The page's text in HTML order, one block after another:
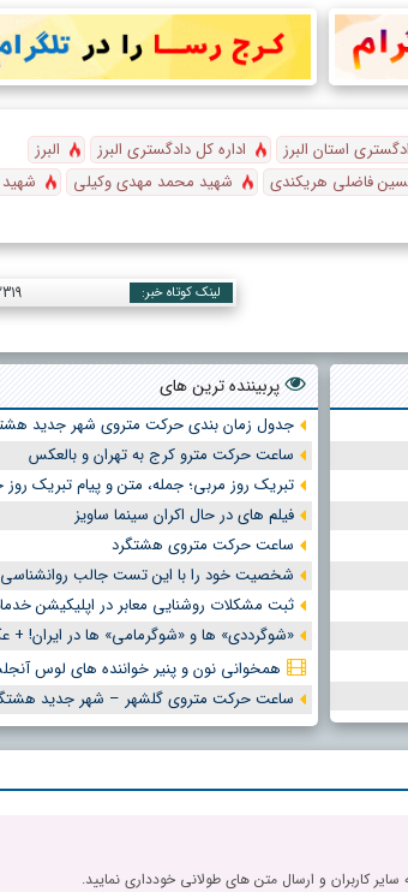
استان البرز اداره کل دادگستری البرز
البرز
فاضلی هریکندی شهید محمد مهدی وکیلی
لینک کوتاه خبر:
پربیننده ترین های
جدول زمان بندی حرکت متروی شهر جدید
ساعت حرکت مترو کرج به تهران و بالعکس
تبریک روز مربی؛ جمله، متن و پیام تبریک
فیلم های در حال اکران سینما ساویز
ساعت حرکت متروی هشتگرد
شخصیت خود را با این تست جالب
ثبت مشکلات روشنایی معابر در اپلیکیشن
«شوگرددی» ها و «شوگرمامی» ها در ایران!
همخوانی نون و پنیر خواننده های لوس
ساعت حرکت متروی گلشهر – شهر جدید
سایر کاربران و ارسال متن های طولانی خودداری نمایید.